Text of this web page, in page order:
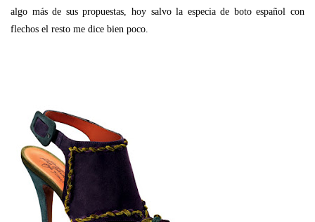
algo más de sus propuestas, hoy salvo la especia de boto español con
flechos el resto me dice bien poco.